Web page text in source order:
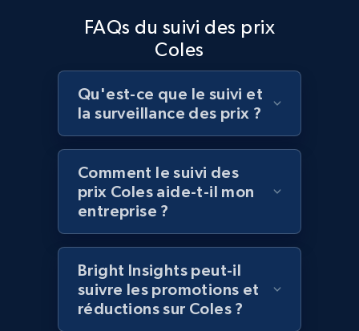
specified UPC
URL, Domain, Country code, Model number,
Sku, Product id, Product name, Manufacturer,
and more.
Home Depot US - Discovery products by
specific category URL
URL, Domain, Country code, Model number,
Sku, Product id, Product name, Manufacturer,
and more.
FAQs du suivi des prix
Coles
Qu'est-ce que le suivi et
la surveillance des prix ?
Comment le suivi des
prix Coles aide-t-il mon
entreprise ?
Bright Insights peut-il
suivre les promotions et
réductions sur Coles ?